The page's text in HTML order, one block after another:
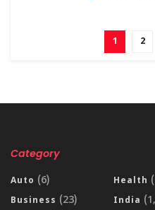
1 2
Category
Auto (6)
Business (23)
Health
India